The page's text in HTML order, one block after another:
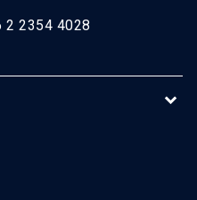
2 2354 4028